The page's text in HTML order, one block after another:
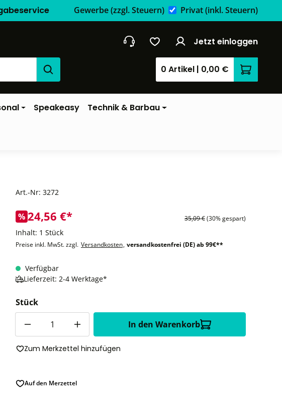
Gewerbe(zzgl. Steuern) Privat(inkl. Steuern)
Jetzt einloggen
0 Artikel | 0,00 €
Speakeasy Technik & Barbau
Art.-Nr: 3272
% 24,56 €* 35,09 €(30% gespart)
Inhalt: 1 Stück
Preise inkl. MwSt. zzgl. Versandkosten, versandkostenfrei (DE) ab 99€**
Verfügbar
Lieferzeit: 2-4 Werktage*
Stück
In den Warenkorb
Zum Merkzettel hinzufügen
Auf den Merzettel